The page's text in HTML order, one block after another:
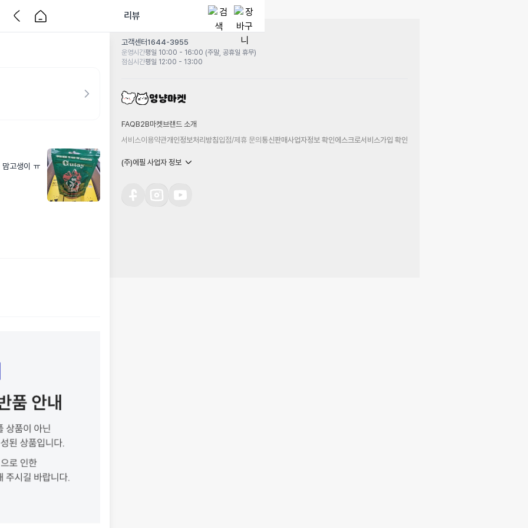
리뷰
고생이 ㅠ
고객센터1644-3955
운영시간평일 10:00 - 16:00 (주말, 공휴일 휴무)
점심시간평일 12:00 - 13:00
FAQB2B마켓 브랜드 소개
서비스이용약관개인정보처리방침입점/제휴 문의통신판매사업자정보 확인에스크로서비스가입 확인
(주)에필 사업자 정보